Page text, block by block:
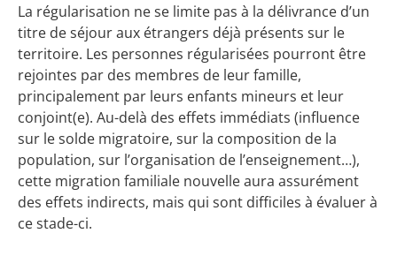
La régularisation ne se limite pas à la délivrance d’un
titre de séjour aux étrangers déjà présents sur le
territoire. Les personnes régularisées pourront être
rejointes par des membres de leur famille,
principalement par leurs enfants mineurs et leur
conjoint(e). Au-delà des effets immédiats (influence
sur le solde migratoire, sur la composition de la
population, sur l’organisation de l’enseignement…),
cette migration familiale nouvelle aura assurément
des effets indirects, mais qui sont difficiles à évaluer à
ce stade-ci.